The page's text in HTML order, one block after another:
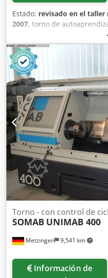
Estado: revisado en el taller
2007, torno de
reacondicionada con
sustitución de tornillos y
eje X. diámetro de paso de
FAGOR 8055. año de
Nquleggeha plato de
virutas. torreta manual con
de portaherramientas. serie
certificado CE.
Metzingen 9,541 km
Torno - con control de
SOMAB UNIMAB 400
Información de